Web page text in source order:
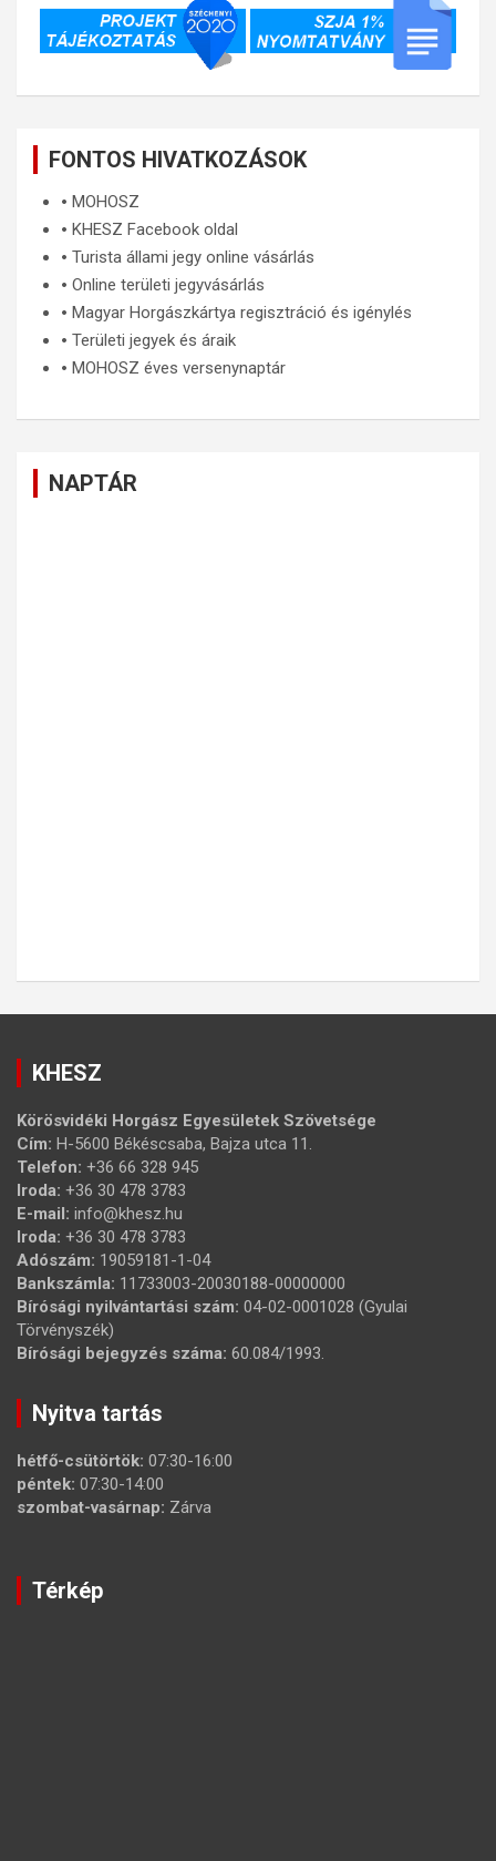
FONTOS HIVATKOZÁSOK
🞄 MOHOSZ
🞄 KHESZ Facebook oldal
🞄 Turista állami jegy online vásárlás
🞄 Online területi jegyvásárlás
🞄 Magyar Horgászkártya regisztráció és igénylés
🞄 Területi jegyek és áraik
🞄 MOHOSZ éves versenynaptár
NAPTÁR
KHESZ
Körösvidéki Horgász Egyesületek Szövetsége
Cím: H-5600 Békéscsaba, Bajza utca 11.
Telefon: +36 66 328 945
Iroda: +36 30 478 3783
E-mail: info@khesz.hu
Iroda: +36 30 478 3783
Adószám: 19059181-1-04
Bankszámla: 11733003-20030188-00000000
Bírósági nyilvántartási szám: 04-02-0001028 (Gyulai
Törvényszék)
Bírósági bejegyzés száma: 60.084/1993.
Nyitva tartás
hétfő-csütörtök: 07:30-16:00
péntek: 07:30-14:00
szombat-vasárnap: Zárva
Térkép